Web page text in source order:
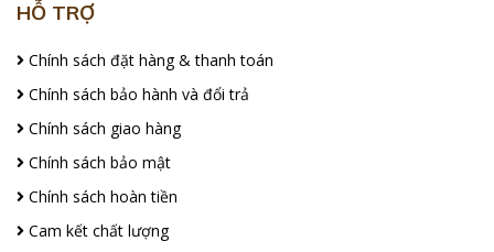
HỖ TRỢ
Chính sách đặt hàng & thanh toán
Chính sách bảo hành và đổi trả
Chính sách giao hàng
Chính sách bảo mật
Chính sách hoàn tiền
Cam kết chất lượng